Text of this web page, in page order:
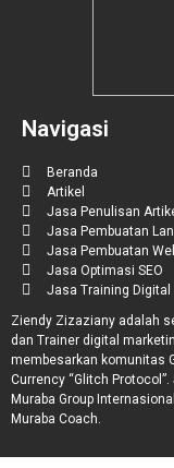
Navigasi
Beranda
Artikel
Jasa Penulisan
Jasa Pembuatan
Jasa Pembuatan
Jasa Optimasi SEO
Jasa Training Digital
Ziendy Zizaziany adalah
dan Trainer digital
membesarkan komunitas
Currency “Glitch
Muraba Group
Muraba Coach.